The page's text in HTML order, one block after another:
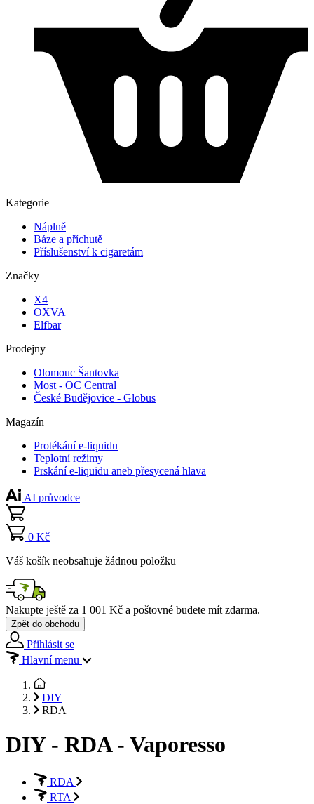
Kategorie
Náplně
Báze a příchutě
Příslušenství k cigaretám
Značky
X4
OXVA
Elfbar
Prodejny
Olomouc Šantovka
Most - OC Central
České Budějovice - Globus
Magazín
Protékání e-liquidu
Teplotní režimy
Prskání e-liquidu aneb přesycená hlava
AI průvodce
0 Kč
Váš košík neobsahuje žádnou položku
Nakupte ještě za 1 001 Kč a poštovné budete mít zdarma.
Zpět do obchodu
Přihlásit se
Hlavní menu
DIY
RDA
DIY - RDA - Vaporesso
RDA
RTA